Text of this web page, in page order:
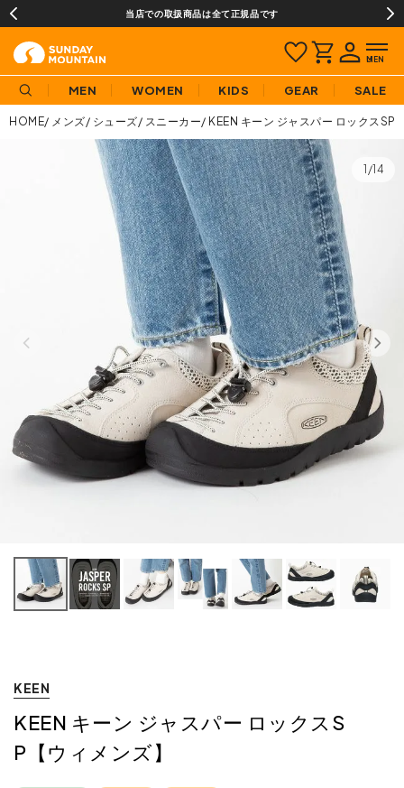
当店での取扱商品は全て正規品です
MEN WOMEN KIDS GEAR SALE
HOME メンズ シューズ スニーカー KEEN キーン ジャスパー ロックスSP
1/14
KEEN
KEEN キーン ジャスパー ロックスS
P【ウィメンズ】